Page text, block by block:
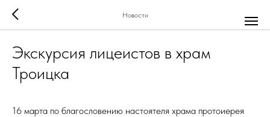
Новости
Экскурсия лицеистов в храм
Троицка
16 марта по благословению настоятеля храма протоиерея